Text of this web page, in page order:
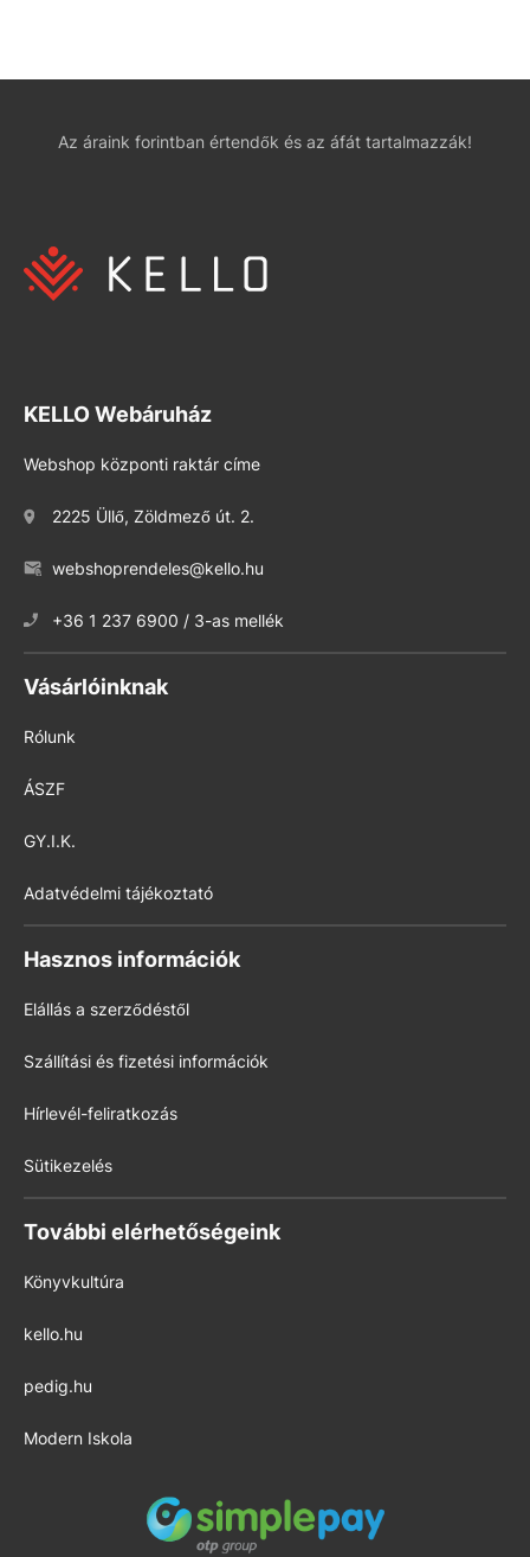
Az áraink forintban értendők és az áfát tartalmazzák!
KELLO Webáruház
Webshop központi raktár címe
2225 Üllő, Zöldmező út. 2.
webshoprendeles@kello.hu
+36 1 237 6900 / 3-as mellék
Vásárlóinknak
Rólunk
ÁSZF
GY.I.K.
Adatvédelmi tájékoztató
Hasznos információk
Elállás a szerződéstől
Szállítási és fizetési információk
Hírlevél-feliratkozás
Sütikezelés
További elérhetőségeink
Könyvkultúra
kello.hu
pedig.hu
Modern Iskola